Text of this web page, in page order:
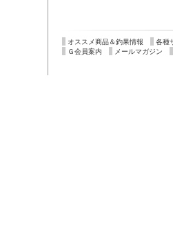
オススメ商品＆釣果情報
各種
Ｇ会員案内
メールマガジン